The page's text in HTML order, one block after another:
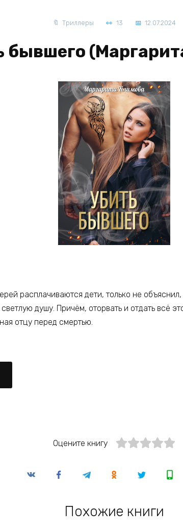
Триллеры 13 12.07.2024
бывшего
расплачиваются дети, только не
душу. Причём, оторвать и отдать всё
отцу перед смертью.
Оцените книгу
Похожие книги